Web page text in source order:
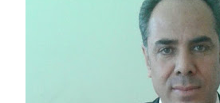
حوارات
فنون
شخصيات